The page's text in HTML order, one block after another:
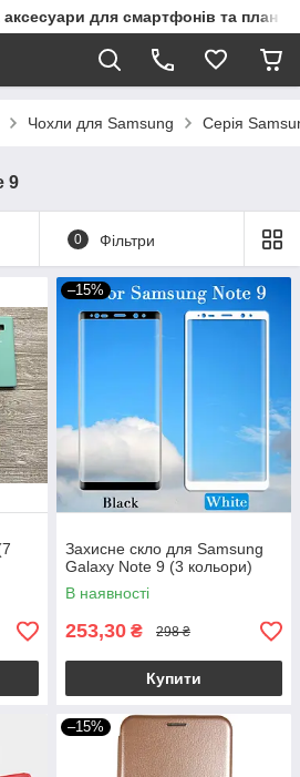
для смартфонів та
Чохли для Samsung Серія
9
0 Фільтри
–15%
Захисне скло для Samsung
Galaxy Note 9 (3 кольори)
В наявності
253,30 ₴ 298 ₴
Купити
–15%